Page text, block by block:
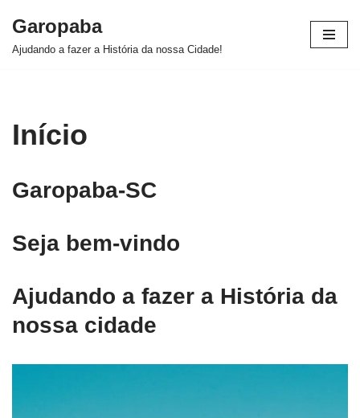
Pular
Garopaba
Ajudando a fazer a História da nossa Cidade!
Início
Garopaba-SC
Seja bem-vindo
Ajudando a fazer a História da
nossa cidade